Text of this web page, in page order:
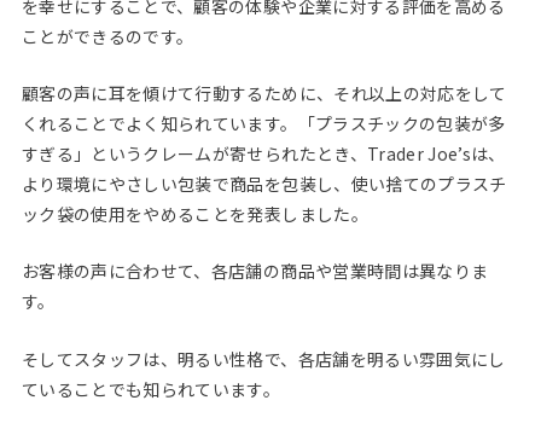
を幸せにすることで、顧客の体験や企業に対する評価を高める
ことができるのです。
顧客の声に耳を傾けて行動するために、それ以上の対応をして
くれることでよく知られています。「プラスチックの包装が多
すぎる」というクレームが寄せられたとき、Trader Joe’sは、
より環境にやさしい包装で商品を包装し、使い捨てのプラスチ
ック袋の使用をやめることを発表しました。
お客様の声に合わせて、各店舗の商品や営業時間は異なりま
す。
そしてスタッフは、明るい性格で、各店舗を明るい雰囲気にし
ていることでも知られています。